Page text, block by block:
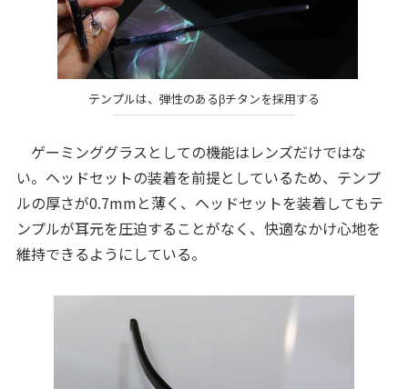
テンプルは、弾性のあるβチタンを採用する
ゲーミンググラスとしての機能はレンズだけではな
い。ヘッドセットの装着を前提としているため、テンプ
ルの厚さが0.7mmと薄く、ヘッドセットを装着してもテ
ンプルが耳元を圧迫することがなく、快適なかけ心地を
維持できるようにしている。